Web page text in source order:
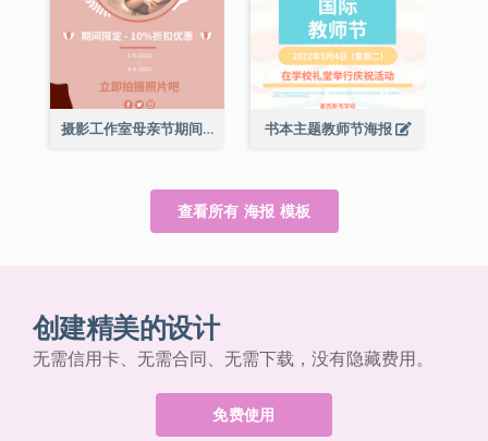
摄影工作室母亲节期间限定优惠宣传海报 书本主题教师节海报
查看所有 海报 模板
创建精美的设计
无需信用卡、无需合同、无需下载，没有隐藏费用。
免费使用